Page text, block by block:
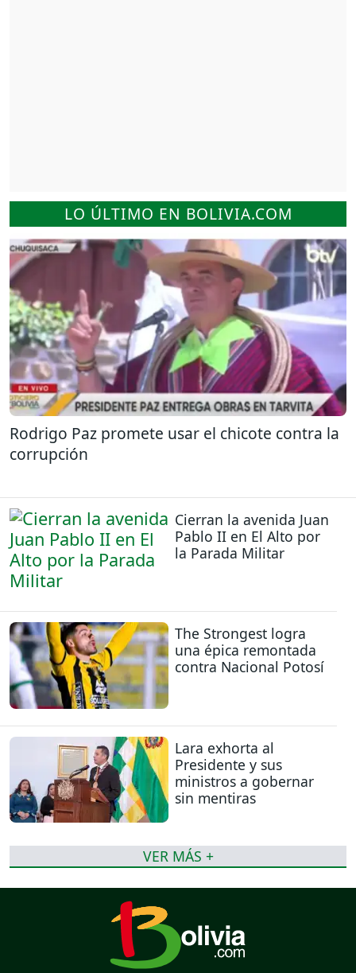
LO ÚLTIMO EN BOLIVIA.COM
Rodrigo Paz promete usar el chicote contra la
corrupción
Cierran la avenida Juan
Pablo II en El Alto por
la Parada Militar
The Strongest logra
una épica remontada
contra Nacional Potosí
Lara exhorta al
Presidente y sus
ministros a gobernar
sin mentiras
VER MÁS +